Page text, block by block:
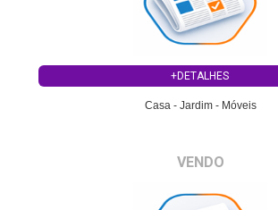
+DETALHES
Casa - Jardim - Móveis
VENDO